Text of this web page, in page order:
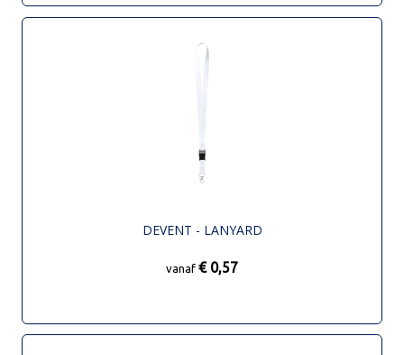
DEVENT - LANYARD
vanaf € 0,57